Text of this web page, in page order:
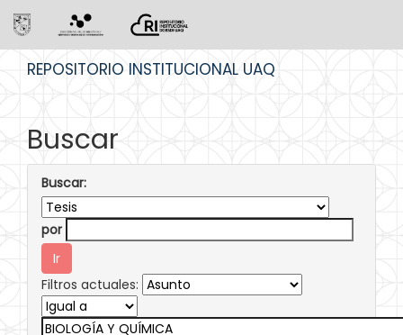
REPOSITORIO INSTITUCIONAL UAQ
Buscar
Buscar:
por
Filtros actuales: